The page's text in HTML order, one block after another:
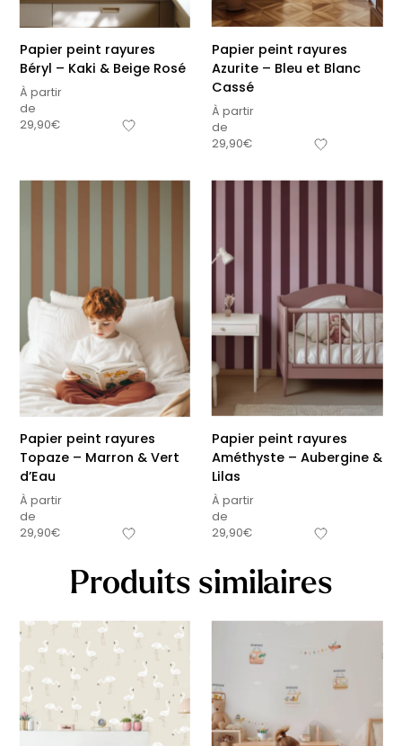
Papier peint rayures
Béryl – Kaki & Beige Rosé
À partir
de
29,90€
Papier peint rayures
Azurite – Bleu et Blanc
Cassé
À partir
de
29,90€
Papier peint rayures
Topaze – Marron & Vert
d’Eau
À partir
de
29,90€
Papier peint rayures
Améthyste – Aubergine &
Lilas
À partir
de
29,90€
Produits similaires